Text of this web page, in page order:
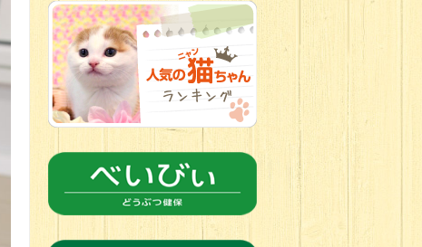
2026.06.24
人懐っこすぎ
なわんちゃんず
2026.06.21
転入生のご紹
介(*ﾉωﾉ)